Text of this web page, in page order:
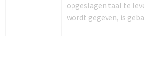
opgeslagen taal te
wordt gegeven, is